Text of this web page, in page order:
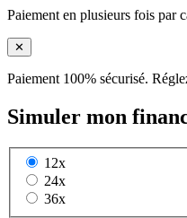
Paiement en plusieurs fois par
✕
Paiement 100% sécurisé.
Simuler mon
12x
24x
36x